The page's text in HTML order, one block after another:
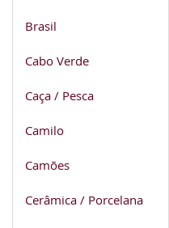
Brasil
Cabo Verde
Caça / Pesca
Camilo
Camões
Cerâmica / Porcelana